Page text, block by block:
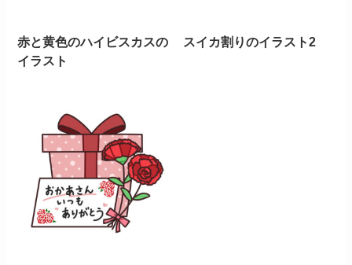
赤と黄色のハイビスカスの
イラスト
スイカ割りのイラスト2